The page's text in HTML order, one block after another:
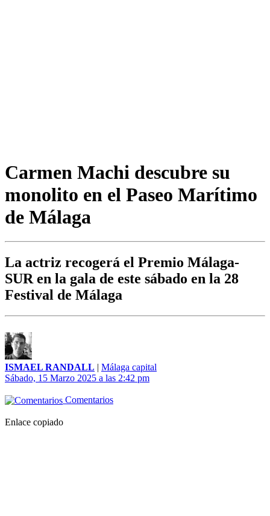
Carmen Machi descubre su
monolito en el Paseo Marítimo
de Málaga
La actriz recogerá el Premio Málaga-
SUR en la gala de este sábado en la 28
Festival de Málaga
ISMAEL RANDALL | Málaga capital
Sábado, 15 Marzo 2025 a las 2:42 pm
Comentarios
Enlace copiado